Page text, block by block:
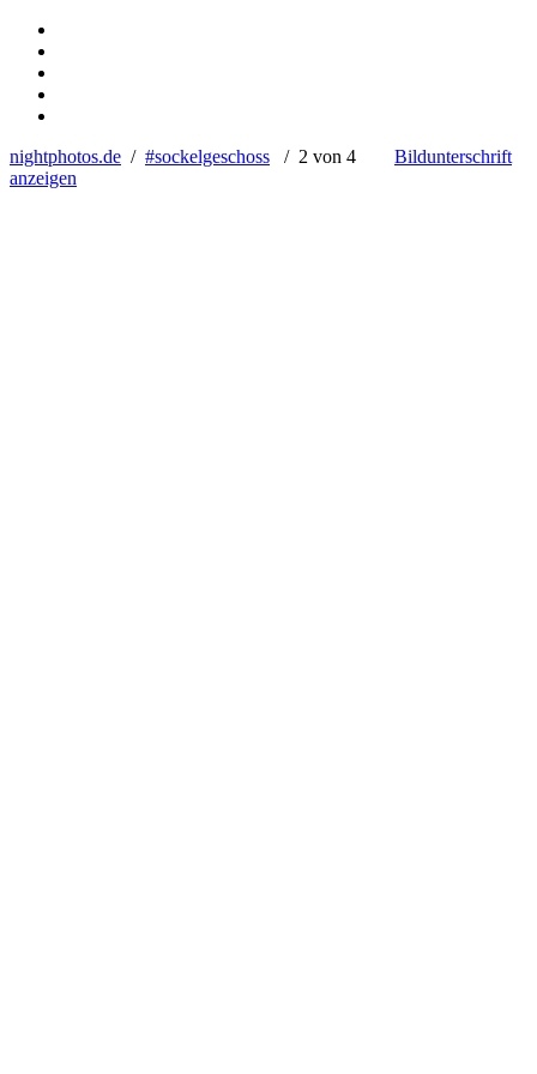
nightphotos.de / #sockelgeschoss / 2 von 4 Bildunterschrift
anzeigen